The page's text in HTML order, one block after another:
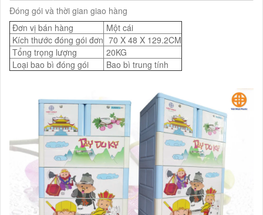
Đóng gói và thời gian giao hàng
Đơn vị bán hàng
Một cái
Kích thước đóng gói đơn 70 X 48 X 129.2CM
Tổng trọng lượng
20KG
Loại bao bì đóng gói
Bao bì trung tính